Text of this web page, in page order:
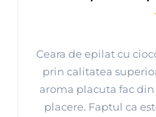
Ceara de epilat cu
prin calitatea
aroma placuta fac
placere. Faptul ca